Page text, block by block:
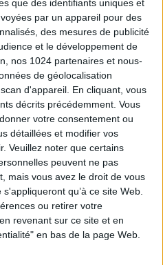
que des identifiants uniques et
par un appareil pour des
des mesures de publicité
et le développement de
nos 1024 partenaires et nous-
de géolocalisation
d'appareil. En cliquant, vous
décrits précédemment. Vous
votre consentement ou
détaillées et modifier vos
Veuillez noter que certains
peuvent ne pas
mais vous avez le droit de vous
qu’à ce site Web.
ou retirer votre
revenant sur ce site et en
en bas de la page Web.
de déclaration de
pour le remplissage
sur mon-
à mon assistant à la
en fonction de votre
fiscal vous décrivant
à compléter dans
;
1 et 2 ;
;
kinésithérapeute,